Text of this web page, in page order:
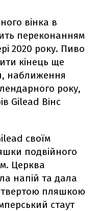
вінка в
переконанням
2020 року. Пиво
кінець ще
наближення
року,
Gilead Вінс
своїм
подвійного
Церква
напій та дала
пляшкою
стаут